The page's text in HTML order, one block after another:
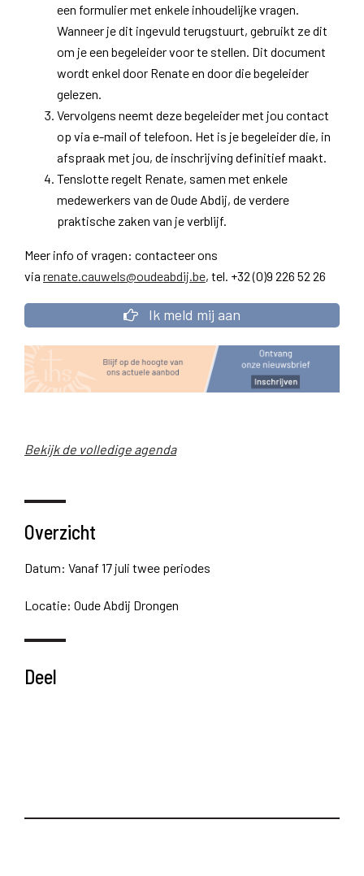
een formulier met enkele inhoudelijke vragen.
Wanneer je dit ingevuld terugstuurt, gebruikt ze dit
om je een begeleider voor te stellen. Dit document
wordt enkel door Renate en door die begeleider
gelezen.
Vervolgens neemt deze begeleider met jou contact
op via e-mail of telefoon. Het is je begeleider die, in
afspraak met jou, de inschrijving definitief maakt.
Tenslotte regelt Renate, samen met enkele
medewerkers van de Oude Abdij, de verdere
praktische zaken van je verblijf.
Meer info of vragen: contacteer ons
via renate.cauwels@oudeabdij.be, tel. +32 (0)9 226 52 26
Ik meld mij aan
Bekijk de volledige agenda
Overzicht
Datum: Vanaf 17 juli twee periodes
Locatie: Oude Abdij Drongen
Deel